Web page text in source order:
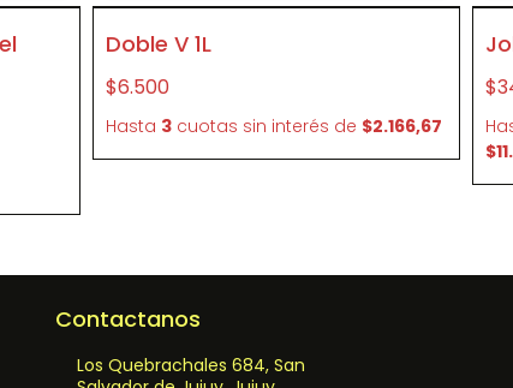
P375
Doble V 1L
$6.500
Hasta 3 cuotas sin interés de $2.166,67
Contactanos
Los Quebrachales 684, San